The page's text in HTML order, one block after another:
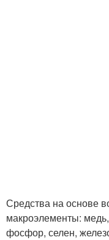
Средства на основе
макроэлементы:
фосфор, селен,